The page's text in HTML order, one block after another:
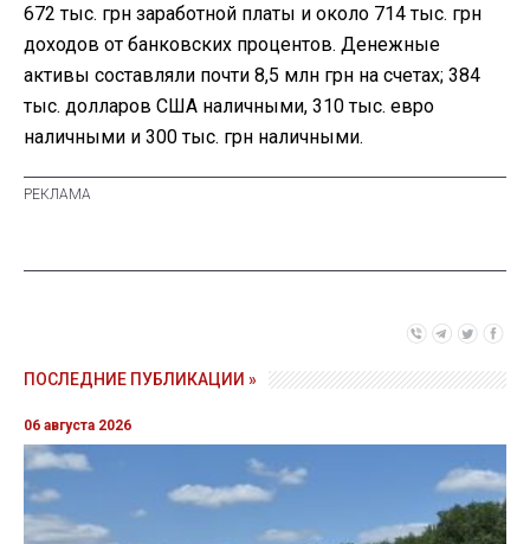
672 тыс. грн заработной платы и около 714 тыс. грн
доходов от банковских процентов. Денежные
активы составляли почти 8,5 млн грн на счетах; 384
тыс. долларов США наличными, 310 тыс. евро
наличными и 300 тыс. грн наличными.
ПОСЛЕДНИЕ ПУБЛИКАЦИИ »
06 августа 2026